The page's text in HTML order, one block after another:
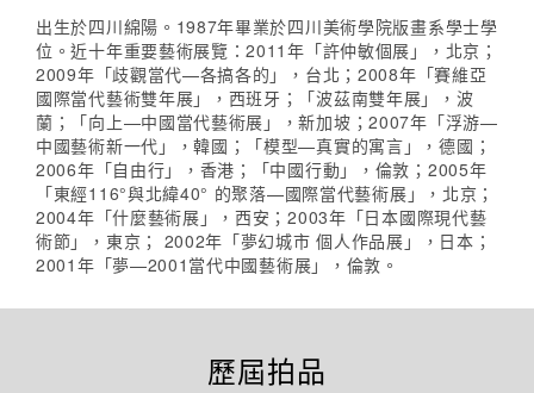
出生於四川綿陽。1987年畢業於四川美術學院版畫系學士學
位。近十年重要藝術展覽：2011年「許仲敏個展」，北京；
2009年「歧觀當代—各搞各的」，台北；2008年「賽維亞
國際當代藝術雙年展」，西班牙；「波茲南雙年展」，波
蘭；「向上—中國當代藝術展」，新加坡；2007年「浮游—
中國藝術新一代」，韓國；「模型—真實的寓言」，德國；
2006年「自由行」，香港；「中國行動」，倫敦；2005年
「東經116°與北緯40° 的聚落—國際當代藝術展」，北京；
2004年「什麼藝術展」，西安；2003年「日本國際現代藝
術節」，東京； 2002年「夢幻城市 個人作品展」，日本；
2001年「夢—2001當代中國藝術展」，倫敦。
歷屆拍品